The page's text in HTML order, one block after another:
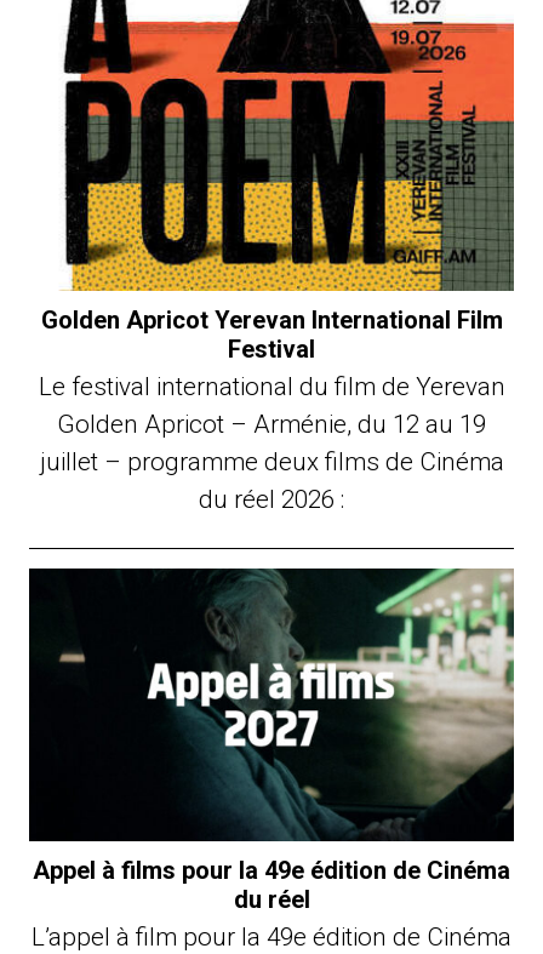
Golden Apricot Yerevan International Film
Festival
Le festival international du film de Yerevan
Golden Apricot – Arménie, du 12 au 19
juillet – programme deux films de Cinéma
du réel 2026 :
Appel à films pour la 49e édition de Cinéma
du réel
L’appel à film pour la 49e édition de Cinéma